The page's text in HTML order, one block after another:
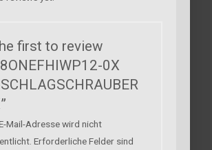
first to review
0X
Mail-Adresse wird nicht
Erforderliche Felder sind